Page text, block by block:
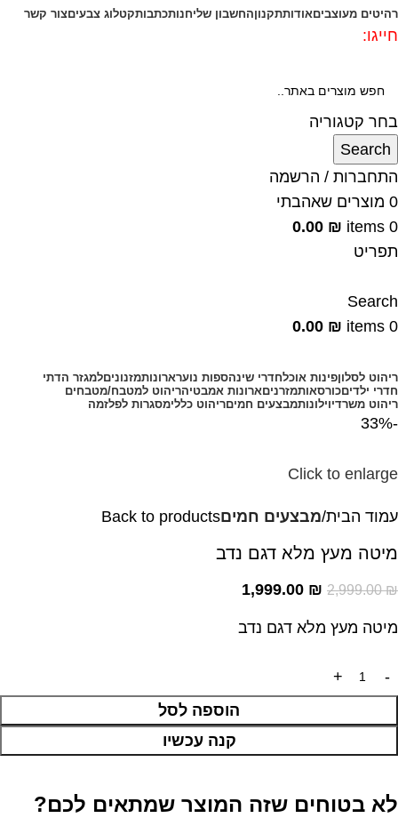
רהיטים מעוצביםאודותתקנוןהחשבון שליחנותכתבותקטלוג צבעיםצור קשר
חייגו:
בחר קטגוריה
Search
התחברות / הרשמה
0 מוצרים שאהבתי
0
items
0.00 ₪
תפריט
Search
0
items
0.00 ₪
ריהוט לסלוןפינות אוכלחדרי שינהספות נוערארונותמזנוניםלמגזר הדתי
חדרי ילדיםכורסאותמזרניםארונות אמבטיהריהוט למטבח/מטבחים
ריהוט משרדיוילונותמבצעים חמיםריהוט כללימסגרות לפלזמה
-33%
Click to enlarge
עמוד הבית מבצעים חמיםBack to products
מיטה מעץ מלא דגם נדב
2,999.00₪
1,999.00 ₪
מיטה מעץ מלא דגם נדב
הוספה לסל
קנה עכשיו
לא בטוחים שזה המוצר שמתאים לכם?